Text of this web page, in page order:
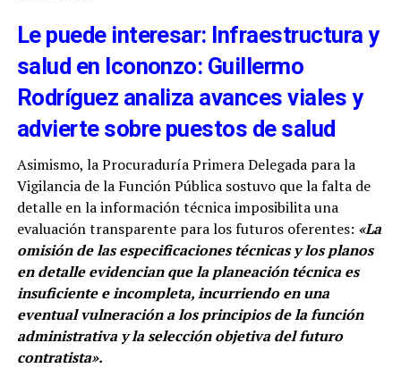
Le puede interesar: Infraestructura y
salud en Icononzo: Guillermo
Rodríguez analiza avances viales y
advierte sobre puestos de salud
Asimismo, la Procuraduría Primera Delegada para la
Vigilancia de la Función Pública sostuvo que la falta de
detalle en la información técnica imposibilita una
evaluación transparente para los futuros oferentes: «La
omisión de las especificaciones técnicas y los planos
en detalle evidencian que la planeación técnica es
insuficiente e incompleta, incurriendo en una
eventual vulneración a los principios de la función
administrativa y la selección objetiva del futuro
contratista».